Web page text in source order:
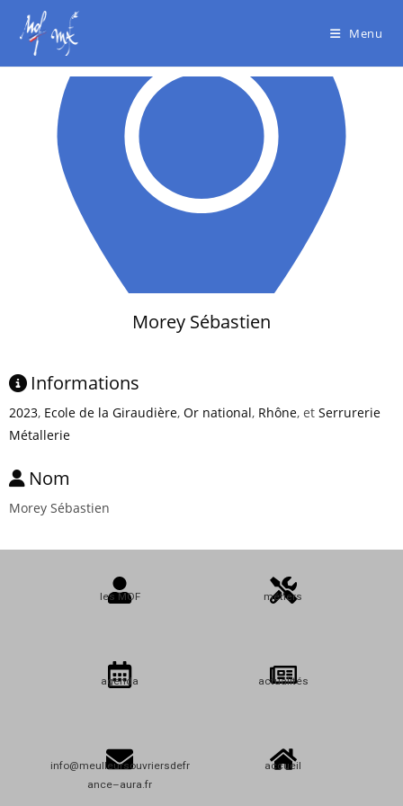
Menu
Morey Sébastien
Informations
2023, Ecole de la Giraudière, Or national, Rhône, et Serrurerie
Métallerie
Nom
Morey Sébastien
les MOF métiers
agenda actualités
info@meulleursouvriersdefr
ance–aura.fr
accueil